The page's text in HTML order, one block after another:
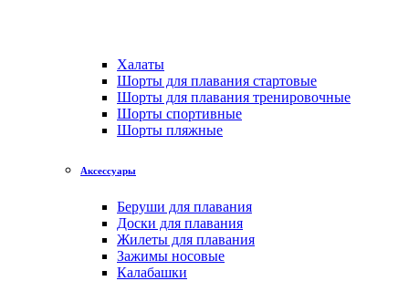
Халаты
Шорты для плавания стартовые
Шорты для плавания тренировочные
Шорты спортивные
Шорты пляжные
Аксессуары
Беруши для плавания
Доски для плавания
Жилеты для плавания
Зажимы носовые
Калабашки